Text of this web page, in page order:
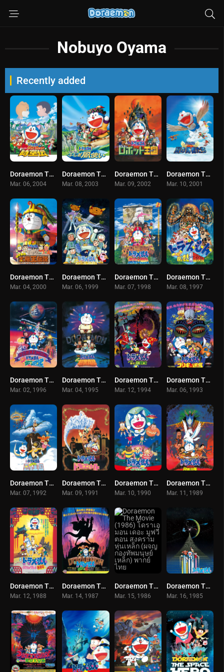
Nobuyo Oyama
Recently added
Doraemon The Movie (2004) โดราเอมอน เดอะ มูฟวี่ ตอน โนบิตะ ท่องอาณาจักรโฮ่งเหมียว พากย์ไทย
Mar. 06, 2004
Doraemon The Movie (2003) โดราเอมอน เดอะ มูฟวี่ ตอน โนบิตะ มหัศจรรย์ดินแดนแห่งสายลม พากย์ไทย
Mar. 08, 2003
Doraemon The Movie (2002) โดราเอมอน เดอะ มูฟวี่ ตอน โนบิตะ ตะลุยอาณาจักรหุ่นยนต์ พากย์ไทย
Mar. 09, 2002
Doraemon The Movie (2001) โดราเอมอน เดอะ มูฟวี่ ตอน โนบิตะและอัศวินแดนวิหค พากย์ไทย
Mar. 10, 2001
Doraemon The Movie (2000) โดราเอมอน เดอะ มูฟวี่ ตอน ตำนานสุริยกษัตริย์ (ตำนานเทพสุริยา)
Mar. 04, 2000
Doraemon The Movie (1999) โดราเอมอน เดอะ มูฟวี่ ตอน ตะลุยอวกาศ (บันทึกท่องอวกาศ) พากย์ไทย
Mar. 06, 1999
Doraemon The Movie (1998) โดราเอมอน เดอะ มูฟวี่ ตอน ผจญภัยเกาะมหาสมบัติ (ผจญภัยทะเลใต้) พากย์ไทย
Mar. 07, 1998
Doraemon The Movie (1997) โดราเอมอน เดอะ มูฟวี่ ตอน ตะลุยเมืองตุ๊กตาไขลาน พากย์ไทย
Mar. 08, 1997
Doraemon The Movie (1996) โดราเอมอน เดอะ มูฟวี่ ตอน ผจญภัยสายกาแล็คซี่ พากย์ไทย
Mar. 02, 1996
Doraemon The Movie (1995) โดราเอมอน เดอะ มูฟวี่ ตอน บันทึกการสร้างโลก (ตำนานการสร้างโลก) พากย์ไทย
Mar. 04, 1995
Doraemon The Movie (1994) โดราเอมอน เดอะ มูฟวี่ ตอน สามอัศวินในจินตนาการ พากย์ไทย
Mar. 12, 1994
Doraemon The Movie (1993) โดราเอมอน เดอะ มูฟวี่ ตอน ฝ่าแดนเขาวงกต พากย์ไทย
Mar. 06, 1993
Doraemon The Movie (1992) โดราเอมอน เดอะ มูฟวี่ ตอน บุกอาณาจักรเมฆ (ท่องแดนสวรรค์) พากย์ไทย
Mar. 07, 1992
Doraemon The Movie (1991) โดราเอมอน เดอะ มูฟวี่ ตอน ตะลุยแดนอาหรับราตรี (ท่องแดนอาหรับราตรี) พากย์ไทย
Mar. 09, 1991
Doraemon The Movie (1990) โดราเอมอน เดอะ มูฟวี่ ตอน ตะลุยดาวต่างมิติ (อาณาจักรดาวสัตว์) พากย์ไทย
Mar. 10, 1990
Doraemon The Movie (1989) โดราเอมอน เดอะ มูฟวี่ ตอน ท่องแดนญี่ปุ่นโบราณ (กำเนิดประเทศญี่ปุ่น) พากย์ไทย
Mar. 11, 1989
Doraemon The Movie (1988) โดราเอมอน เดอะ มูฟวี่ ตอน ตำนานเทพนิยายไซอิ๋ว พากย์ไทย
Mar. 12, 1988
Doraemon The Movie (1987) โดราเอมอน เดอะ มูฟวี่ ตอน เผชิญอัศวินไดโนเสาร์ (บุกแดนใต้พิภพ) พากย์ไทย
Mar. 14, 1987
Doraemon The Movie (1986) โดราเอมอน เดอะ มูฟวี่ ตอน สงครามหุ่นเหล็ก (ผจญกองทัพมนุษย์เหล็ก) พากย์ไทย
Mar. 15, 1986
Doraemon The Movie (1985) โดราเอมอน เดอะ มูฟวี่ ตอน สงครามอวกาศ พากย์ไทย
Mar. 16, 1985